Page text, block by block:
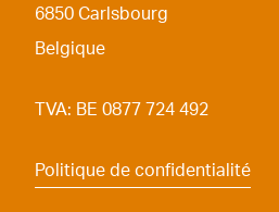
6850 Carlsbourg
Belgique
TVA: BE 0877 724 492
Politique de confidentialité